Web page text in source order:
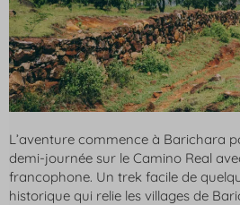
L’aventure commence à Barichara
demi-journée sur le Camino Real
francophone. Un trek facile de
historique qui relie les villages de